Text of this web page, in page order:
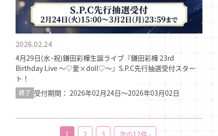
2026.02.24
4月29日(水･祝)鎌田彩樺生誕ライブ『鎌田彩樺 23rd
Birthday Live ～♡愛×doll♡～』S.P.C先行抽選受付スター
ト！
終了 受付期間： 2026年02月24日〜2026年03月02日
1 2 3 次の12件 ›